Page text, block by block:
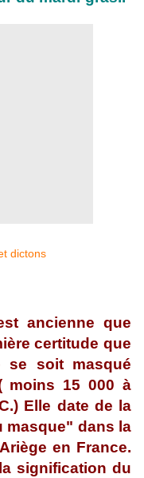
ancienne que
certitude que
se soit masqué
moins 15 000 à
Elle date de la
masque" dans la
en France.
signification du